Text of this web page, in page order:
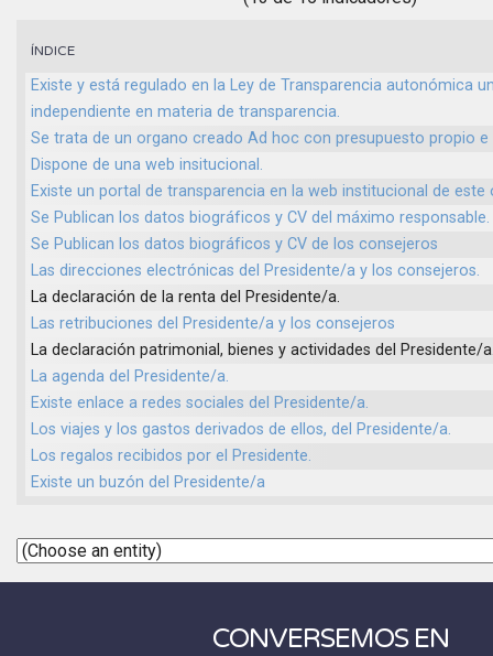
ÍNDICE
Existe y está regulado en la Ley de Transparencia autonómica
independiente en materia de transparencia.
Se trata de un organo creado Ad hoc con presupuesto propio e
Dispone de una web insitucional.
Existe un portal de transparencia en la web institucional de este
Se Publican los datos biográficos y CV del máximo responsable.
Se Publican los datos biográficos y CV de los consejeros
Las direcciones electrónicas del Presidente/a y los consejeros.
La declaración de la renta del Presidente/a.
Las retribuciones del Presidente/a y los consejeros
La declaración patrimonial, bienes y actividades del Presidente/
La agenda del Presidente/a.
Existe enlace a redes sociales del Presidente/a.
Los viajes y los gastos derivados de ellos, del Presidente/a.
Los regalos recibidos por el Presidente.
Existe un buzón del Presidente/a
CONVERSEMOS EN